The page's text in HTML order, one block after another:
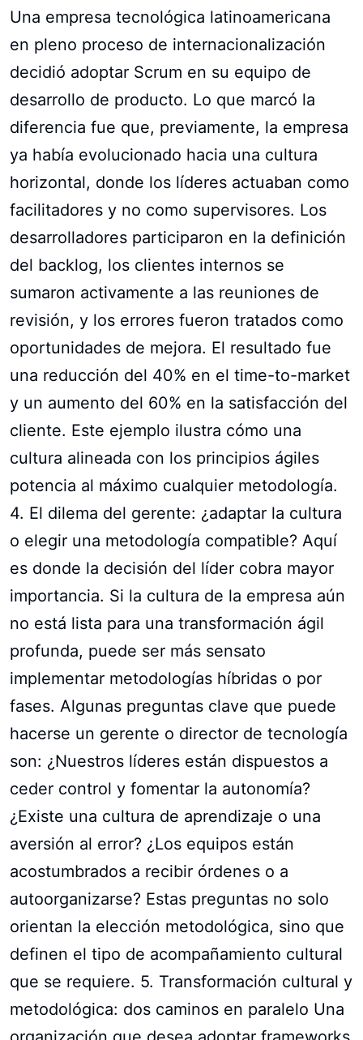
Una empresa tecnológica latinoamericana
en pleno proceso de internacionalización
decidió adoptar Scrum en su equipo de
desarrollo de producto. Lo que marcó la
diferencia fue que, previamente, la empresa
ya había evolucionado hacia una cultura
horizontal, donde los líderes actuaban como
facilitadores y no como supervisores. Los
desarrolladores participaron en la definición
del backlog, los clientes internos se
sumaron activamente a las reuniones de
revisión, y los errores fueron tratados como
oportunidades de mejora. El resultado fue
una reducción del 40% en el time-to-market
y un aumento del 60% en la satisfacción del
cliente. Este ejemplo ilustra cómo una
cultura alineada con los principios ágiles
potencia al máximo cualquier metodología.
4. El dilema del gerente: ¿adaptar la cultura
o elegir una metodología compatible? Aquí
es donde la decisión del líder cobra mayor
importancia. Si la cultura de la empresa aún
no está lista para una transformación ágil
profunda, puede ser más sensato
implementar metodologías híbridas o por
fases. Algunas preguntas clave que puede
hacerse un gerente o director de tecnología
son: ¿Nuestros líderes están dispuestos a
ceder control y fomentar la autonomía?
¿Existe una cultura de aprendizaje o una
aversión al error? ¿Los equipos están
acostumbrados a recibir órdenes o a
autoorganizarse? Estas preguntas no solo
orientan la elección metodológica, sino que
definen el tipo de acompañamiento cultural
que se requiere. 5. Transformación cultural y
metodológica: dos caminos en paralelo Una